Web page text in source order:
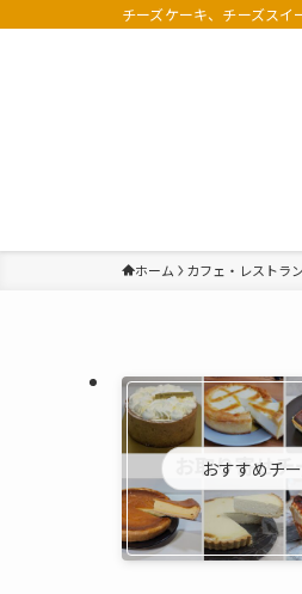
チーズケーキ、チーズスイ
ホーム カフェ・レストラン
おすすめチ